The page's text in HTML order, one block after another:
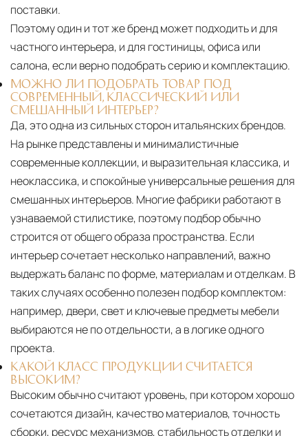
поставки.
Поэтому один и тот же бренд может подходить и для
частного интерьера, и для гостиницы, офиса или
салона, если верно подобрать серию и комплектацию.
МОЖНО ЛИ ПОДОБРАТЬ ТОВАР ПОД
СОВРЕМЕННЫЙ, КЛАССИЧЕСКИЙ ИЛИ
СМЕШАННЫЙ ИНТЕРЬЕР?
Да, это одна из сильных сторон итальянских брендов.
На рынке представлены и минималистичные
современные коллекции, и выразительная классика, и
неоклассика, и спокойные универсальные решения для
смешанных интерьеров. Многие фабрики работают в
узнаваемой стилистике, поэтому подбор обычно
строится от общего образа пространства. Если
интерьер сочетает несколько направлений, важно
выдержать баланс по форме, материалам и отделкам. В
таких случаях особенно полезен подбор комплектом:
например, двери, свет и ключевые предметы мебели
выбираются не по отдельности, а в логике одного
проекта.
КАКОЙ КЛАСС ПРОДУКЦИИ СЧИТАЕТСЯ
ВЫСОКИМ?
Высоким обычно считают уровень, при котором хорошо
сочетаются дизайн, качество материалов, точность
сборки, ресурс механизмов, стабильность отделки и